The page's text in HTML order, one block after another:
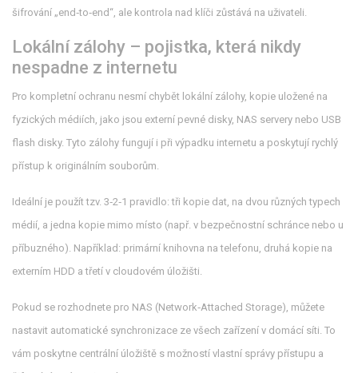
šifrování „end‑to‑end“, ale kontrola nad klíči zůstává na uživateli.
Lokální zálohy – pojistka, která nikdy
nespadne z internetu
Pro kompletní ochranu nesmí chybět lokální zálohy, kopie uložené na
fyzických médiích, jako jsou externí pevné disky, NAS servery nebo USB
flash disky. Tyto zálohy fungují i při výpadku internetu a poskytují rychlý
přístup k originálním souborům.
Ideální je použít tzv. 3‑2‑1 pravidlo: tři kopie dat, na dvou různých typech
médií, a jedna kopie mimo místo (např. v bezpečnostní schránce nebo u
příbuzného). Například: primární knihovna na telefonu, druhá kopie na
externím HDD a třetí v cloudovém úložišti.
Pokud se rozhodnete pro NAS (Network‑Attached Storage), můžete
nastavit automatické synchronizace ze všech zařízení v domácí síti. To
vám poskytne centrální úložiště s možností vlastní správy přístupu a